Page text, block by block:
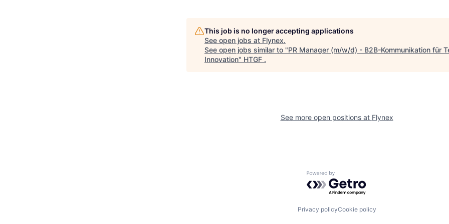
This job is no longer accepting applications
See open jobs at Flynex.
See open jobs similar to "PR Manager (m/w/d) - B2B-Kommunikation für
Innovation" HTGF .
See more open positions at Flynex
Powered by Getro.com
Privacy policyCookie policy